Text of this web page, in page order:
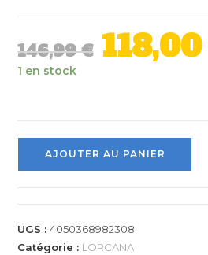
146,99€
1 en stock
AJOUTER AU PANIER
UGS :4050368982308
Catégorie : LORCANA